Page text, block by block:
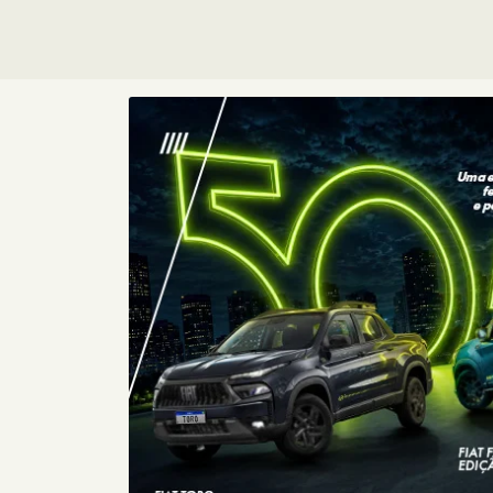
Consórcio
Fiat
Com o Consórcio Fiat, você pode
conquistar seu carro zero com
planos sem entrada e parcelas
sem juros, além de toda a
confiança que a Fiat oferece.
+